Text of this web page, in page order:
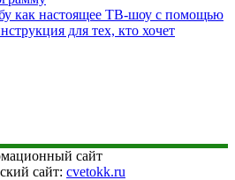
как настоящее ТВ‑шоу с помощью
для тех, кто хочет
сайт
сайт: cvetokk.ru